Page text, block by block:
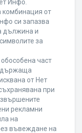
Инфо.
комбинация от
си запазва
дължина и
за
обособена част
от Нет
при
рекламни
на
въвеждане на